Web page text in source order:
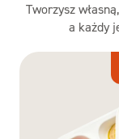
Tworzysz
a każdy
Dieta